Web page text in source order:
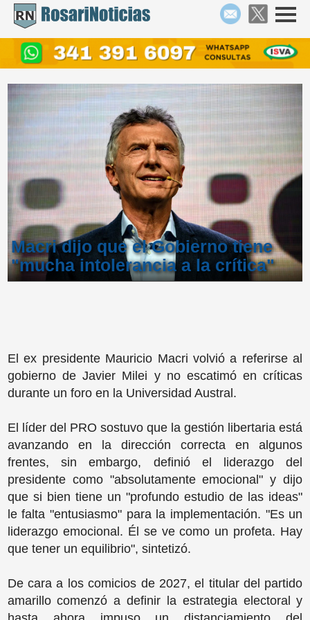
Macri dijo que el Gobierno tiene
"mucha intolerancia a la crítica"
El ex presidente Mauricio Macri volvió a referirse al
gobierno de Javier Milei y no escatimó en críticas
durante un foro en la Universidad Austral.
El líder del PRO sostuvo que la gestión libertaria está
avanzando en la dirección correcta en algunos
frentes, sin embargo, definió el liderazgo del
presidente como "absolutamente emocional" y dijo
que si bien tiene un "profundo estudio de las ideas"
le falta "entusiasmo" para la implementación. "Es un
liderazgo emocional. Él se ve como un profeta. Hay
que tener un equilibrio", sintetizó.
De cara a los comicios de 2027, el titular del partido
amarillo comenzó a definir la estrategia electoral y